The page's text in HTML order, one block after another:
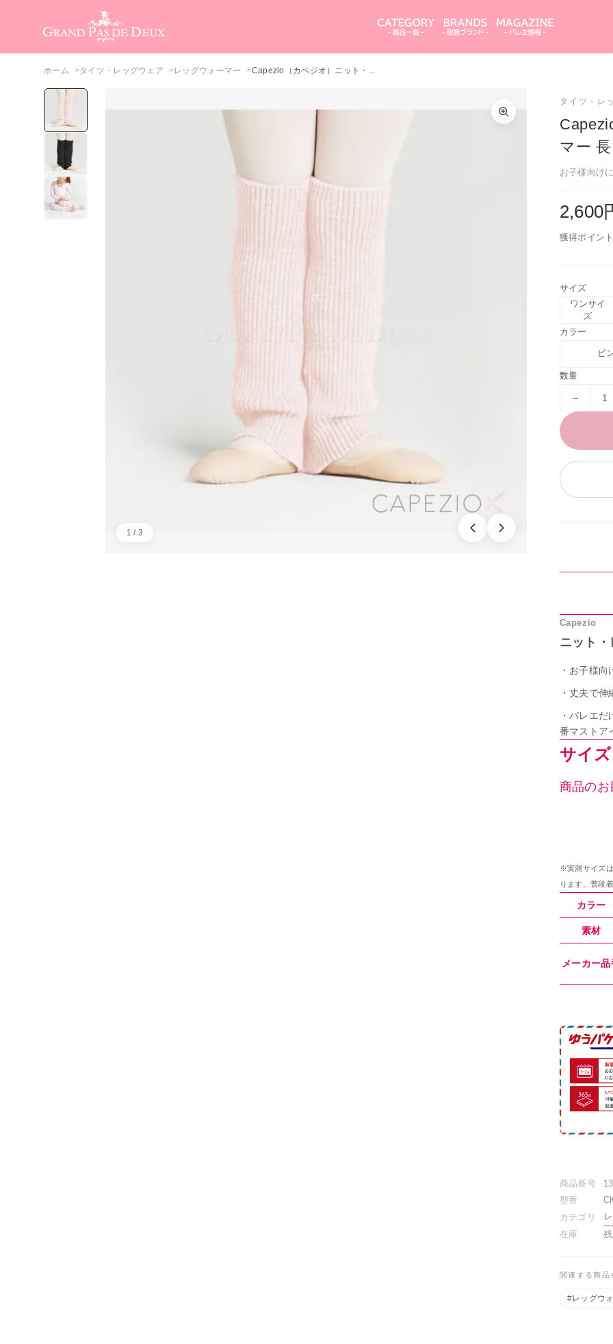
Capezio（カペジオ）ニット・レッグウォーマー
ホーム タイツ・レッグウェア レッグウォーマー Capezio（カペジオ）ニット・...
1 / 3
タイツ・レ
マー
お子様向け
2,600
獲得ポイン
サイズ
ワンサイ
ズ
カラー
ピ
数量
－
Capezio
ニット
・お子様
・丈夫で
・バレエ
番マストア
サイ
商品のお
※実測サイズ
ります。普段
カラー
素材
メーカー品
商品番号
型番
カテゴリ
在庫
関連する商品
#レッグウ